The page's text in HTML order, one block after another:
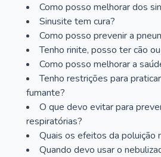
Como posso melhorar dos
Sinusite tem cura?
Como posso prevenir a
Tenho rinite, posso ter cão
Como posso melhorar a
Tenho restrições para
fumante?
O que devo evitar para
respiratórias?
Quais os efeitos da poluição
Quando devo usar o